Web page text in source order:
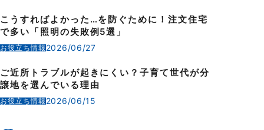
こうすればよかった…を防ぐために！注文住宅
で多い「照明の失敗例5選」
お役立ち情報2026/06/27
ご近所トラブルが起きにくい？子育て世代が分
譲地を選んでいる理由
お役立ち情報2026/06/15